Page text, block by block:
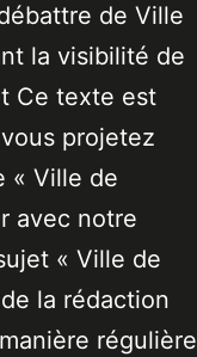
de Ville
la visibilité de
Ce texte est
projetez
« Ville de
avec notre
« Ville de
la rédaction
régulière